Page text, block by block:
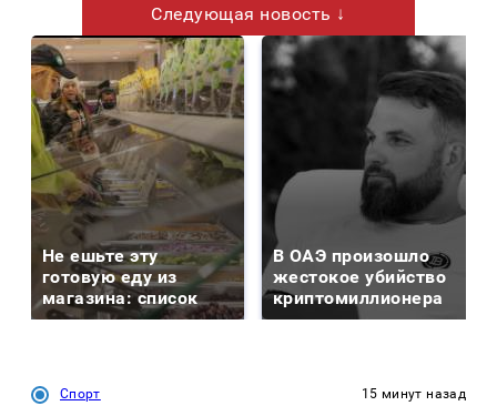
Следующая новость ↓
Не ешьте эту
готовую еду из
магазина: список
В ОАЭ произошло
жестокое убийство
криптомиллионера
Спорт 15 минут назад